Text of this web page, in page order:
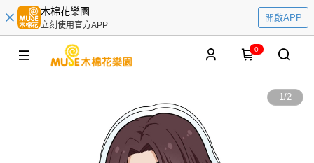
木棉花樂園
立刻使用官方APP
開啟APP
0
1/2